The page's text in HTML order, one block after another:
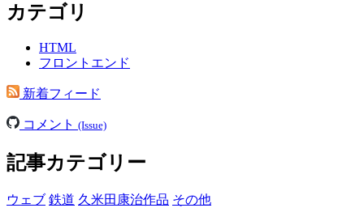
カテゴリ
HTML
フロントエンド
新着フィード
コメント (Issue)
記事カテゴリー
ウェブ 鉄道 久米田康治作品 その他